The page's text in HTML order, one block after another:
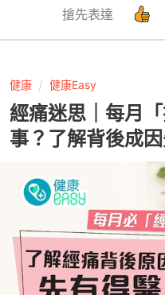
搶先表達
健康 健康Easy
經痛迷思｜每月
事？了解背後成因